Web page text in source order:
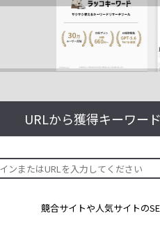
URLから獲得キーワー
競合サイトや人気サイトの